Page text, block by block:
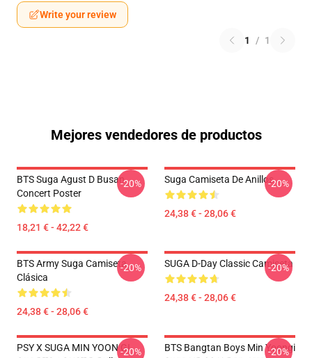
Write your review
1 / 1
Mejores vendedores de productos
BTS Suga Agust D Busan
Concert Poster
18,21 € - 42,22 €
-20% Suga Camiseta De Anillos
24,38 € - 28,06 €
-20%
BTS Army Suga Camiseta
Clásica
24,38 € - 28,06 €
-20% SUGA D-Day Classic Camiseta
24,38 € - 28,06 €
-20%
PSY X SUGA MIN YOON GI-20%
BTS Bangtan Boys Min Yoongi
-20%